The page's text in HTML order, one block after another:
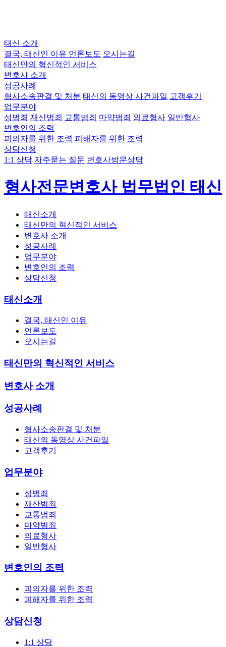
태신 소개
결국, 태신인 이유 언론보도 오시는길
태신만의 혁신적인 서비스
변호사 소개
성공사례
형사소송판결 및 처분 태신의 동영상 사건파일 고객후기
업무분야
성범죄 재산범죄 교통범죄 마약범죄 의료형사 일반형사
변호인의 조력
피의자를 위한 조력 피해자를 위한 조력
상담신청
1:1 상담 자주묻는 질문 변호사방문상담
형사전문변호사 법무법인 태신
태신소개
태신만의 혁신적인 서비스
변호사 소개
성공사례
업무분야
변호인의 조력
상담신청
태신소개
결국, 태신인 이유
언론보도
오시는길
태신만의 혁신적인 서비스
변호사 소개
성공사례
형사소송판결 및 처분
태신의 동영상 사건파일
고객후기
업무분야
성범죄
재산범죄
교통범죄
마약범죄
의료형사
일반형사
변호인의 조력
피의자를 위한 조력
피해자를 위한 조력
상담신청
1:1 상담